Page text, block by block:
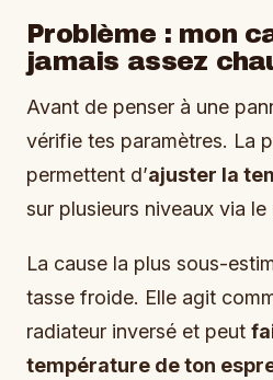
Problème : mon
jamais assez
Avant de penser à une
vérifie tes paramètres. La
permettent d’ajuster la
sur plusieurs niveaux via le
La cause la plus sous-
tasse froide. Elle agit
radiateur inversé et peut
température de ton